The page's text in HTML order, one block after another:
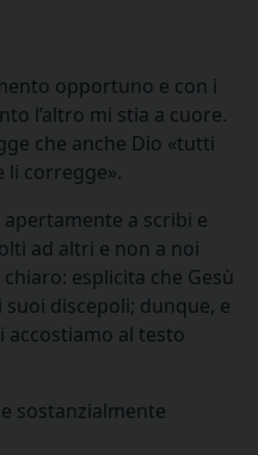
opportuno e con i
l’altro mi stia a cuore.
che anche Dio «tutti
li corregge».
a scribi e
ad altri e non a noi
esplicita che Gesù
discepoli; dunque, e
accostiamo al testo
sostanzialmente